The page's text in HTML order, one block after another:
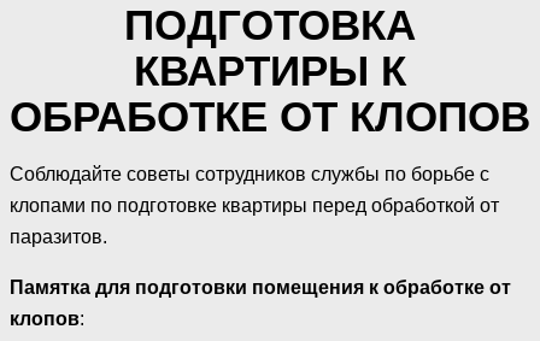
ПОДГОТОВКА
КВАРТИРЫ К
ОБРАБОТКЕ ОТ КЛОПОВ
Соблюдайте советы сотрудников службы по борьбе с
клопами по подготовке квартиры перед обработкой от
паразитов.
Памятка для подготовки помещения к обработке от
клопов: